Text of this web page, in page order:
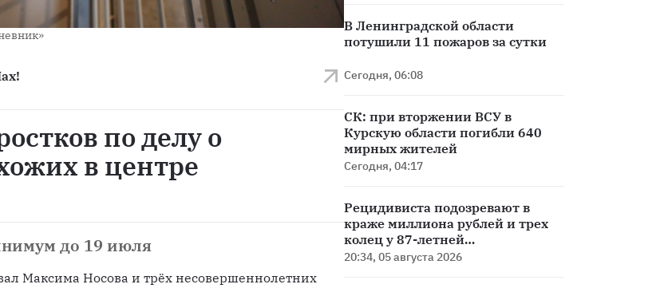
по делу о
в центре
до 19 июля
Максима Носова и трёх несовершеннолетних
В Ленинградской области
потушили 11 пожаров за сутки
Сегодня, 06:08
СК: при вторжении ВСУ в
Курскую области погибли 640
мирных жителей
Сегодня, 04:17
Рецидивиста подозревают в
краже миллиона рублей и трех
колец у 87-летней
петербурженки
20:34, 05 августа 2026